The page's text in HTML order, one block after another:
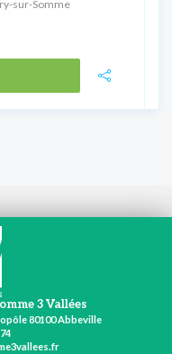
sur-Somme
3 Vallées
80100 Abbeville